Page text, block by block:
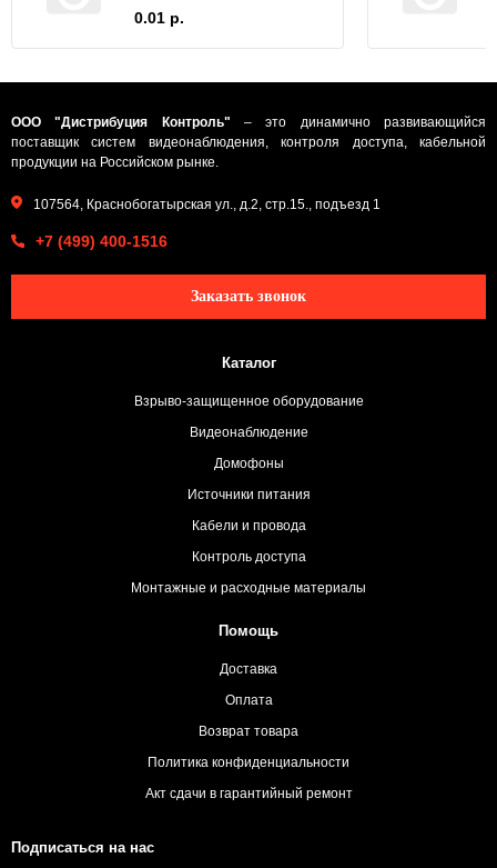
0.01 р.
ООО "Дистрибуция Контроль" – это динамично развивающийся
поставщик систем видеонаблюдения, контроля доступа, кабельной
продукции на Российском рынке.
107564, Краснобогатырская ул., д.2, стр.15., подъезд 1
+7 (499) 400-1516
Заказать звонок
Каталог
Взрыво-защищенное оборудование
Видеонаблюдение
Домофоны
Источники питания
Кабели и провода
Контроль доступа
Монтажные и расходные материалы
Помощь
Доставка
Оплата
Возврат товара
Политика конфиденциальности
Акт сдачи в гарантийный ремонт
Подписаться на нас